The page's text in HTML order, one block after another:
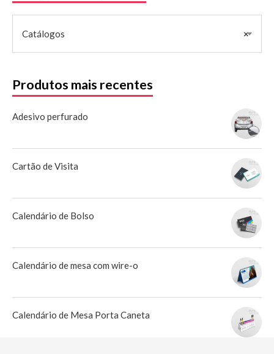
×
Catálogos
Produtos mais recentes
Adesivo perfurado
Cartão de Visita
Calendário de Bolso
Calendário de mesa com wire-o
Calendário de Mesa Porta Caneta